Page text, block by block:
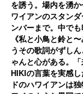
を誘う。場内を湧
ワイアンのスタン
ンバーまで。中で
《私と小鳥と鈴と
うその歌詞がずし
ゃんと心がある。
HIKIの言葉を実感
ドのハワイアンは